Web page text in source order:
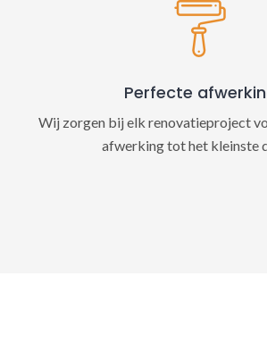
Perfecte
Wij zorgen bij elk renovatieproject
afwerking tot het kleinste